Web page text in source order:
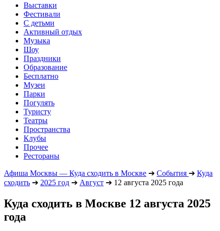
Выставки
Фестивали
С детьми
Активный отдых
Музыка
Шоу
Праздники
Образование
Бесплатно
Музеи
Парки
Погулять
Туристу
Театры
Пространства
Клубы
Прочее
Рестораны
Афиша Москвы — Куда сходить в Москве ➔ События ➔ Куда
сходить ➔ 2025 год ➔ Август ➔ 12 августа 2025 года
Куда сходить в Москве 12 августа 2025
года